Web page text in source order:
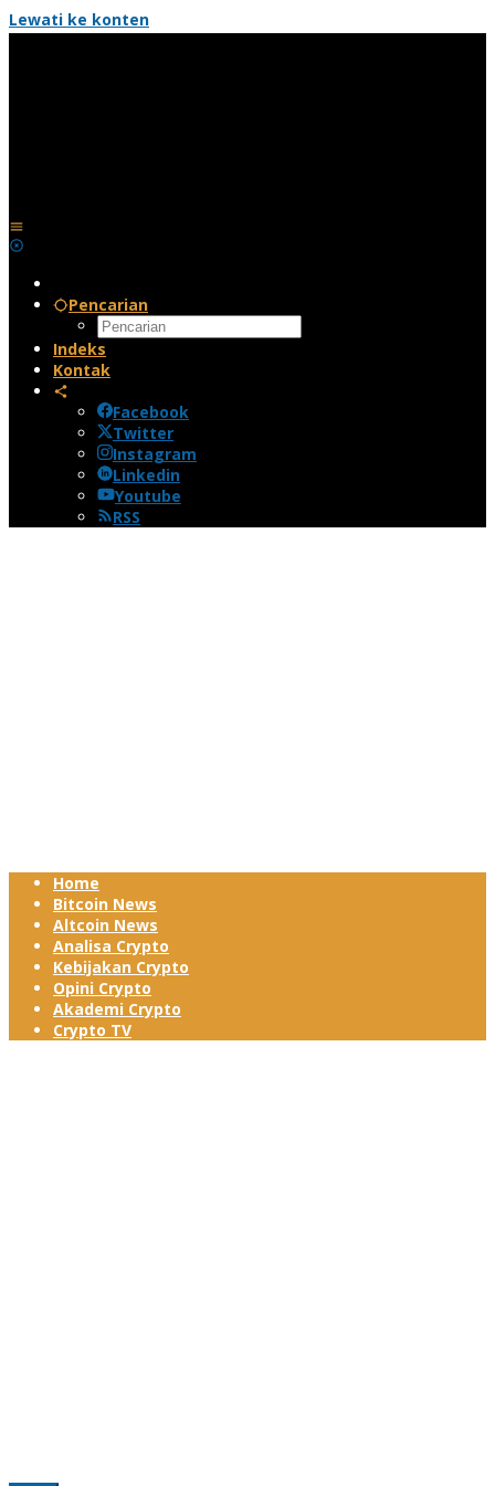
Lewati ke konten
Pencarian
Indeks
Kontak
Facebook
Twitter
Instagram
Linkedin
Youtube
RSS
Home
Bitcoin News
Altcoin News
Analisa Crypto
Kebijakan Crypto
Opini Crypto
Akademi Crypto
Crypto TV